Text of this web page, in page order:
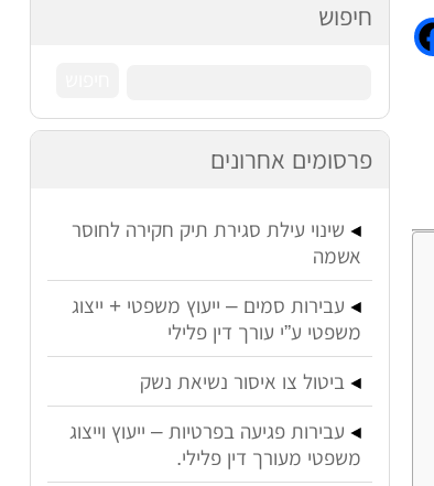
חיפוש
פרסומים אחרונים
שינוי עילת סגירת תיק חקירה לחוסר
אשמה
עבירות סמים – ייעוץ משפטי + ייצוג
משפטי ע”י עורך דין פלילי
ביטול צו איסור נשיאת נשק
עבירות פגיעה בפרטיות – ייעוץ וייצוג
משפטי מעורך דין פלילי.